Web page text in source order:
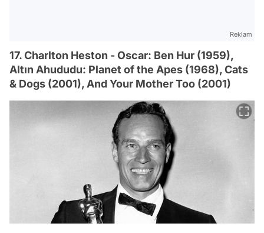
Reklam
17. Charlton Heston - Oscar: Ben Hur (1959),
Altın Ahududu: Planet of the Apes (1968), Cats
& Dogs (2001), And Your Mother Too (2001)